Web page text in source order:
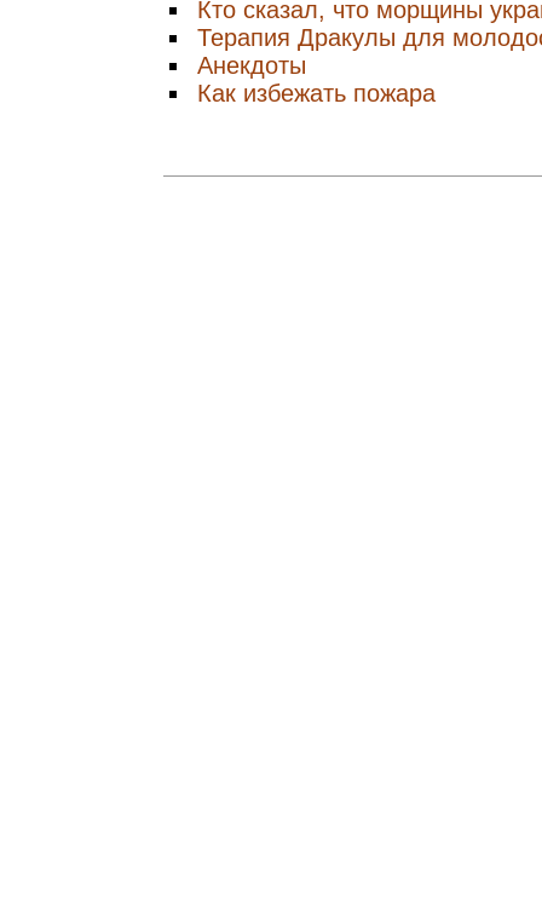
Кто сказал, что морщины
Терапия Дракулы для
Анекдоты
Как избежать пожара